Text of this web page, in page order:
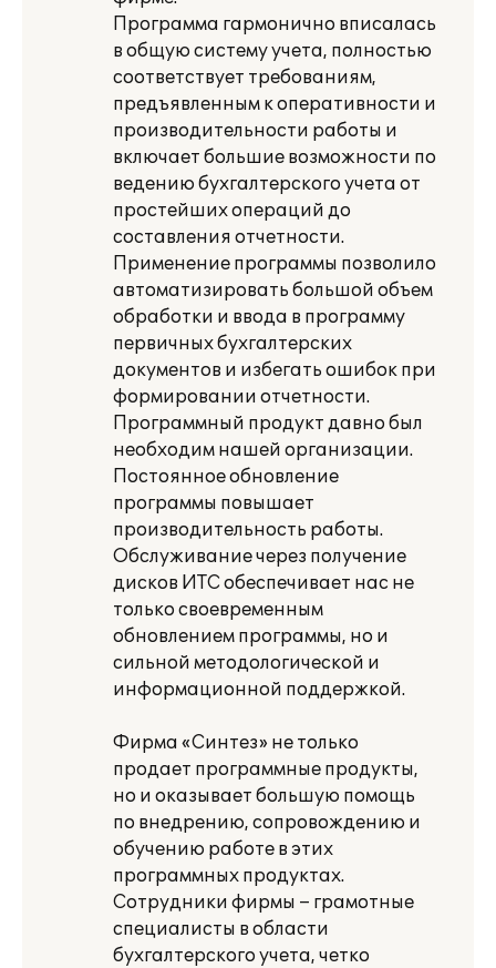
Программа гармонично вписалась
в общую систему учета, полностью
соответствует требованиям,
предъявленным к оперативности и
производительности работы и
включает большие возможности по
ведению бухгалтерского учета от
простейших операций до
составления отчетности.
Применение программы позволило
автоматизировать большой объем
обработки и ввода в программу
первичных бухгалтерских
документов и избегать ошибок при
формировании отчетности.
Программный продукт давно был
необходим нашей организации.
Постоянное обновление
программы повышает
производительность работы.
Обслуживание через получение
дисков ИТС обеспечивает нас не
только своевременным
обновлением программы, но и
сильной методологической и
информационной поддержкой.
Фирма «Синтез» не только
продает программные продукты,
но и оказывает большую помощь
по внедрению, сопровождению и
обучению работе в этих
программных продуктах.
Сотрудники фирмы – грамотные
специалисты в области
бухгалтерского учета, четко